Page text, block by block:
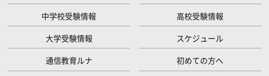
中学校受験情報
高校受験情報
大学受験情報
スケジュール
通信教育ルナ
初めての方へ